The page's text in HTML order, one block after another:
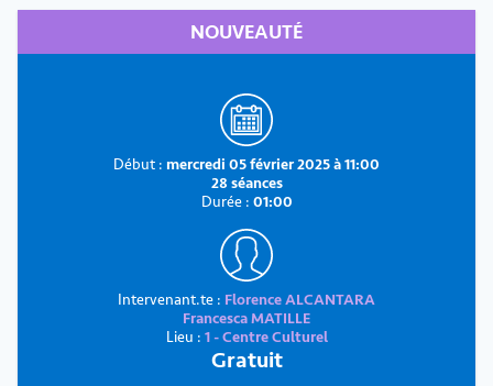
NOUVEAUTÉ
Début : mercredi 05 février 2025 à 11:00
28 séances
Durée : 01:00
Intervenant.te : Florence ALCANTARA
Francesca MATILLE
Lieu : 1 - Centre Culturel
Gratuit